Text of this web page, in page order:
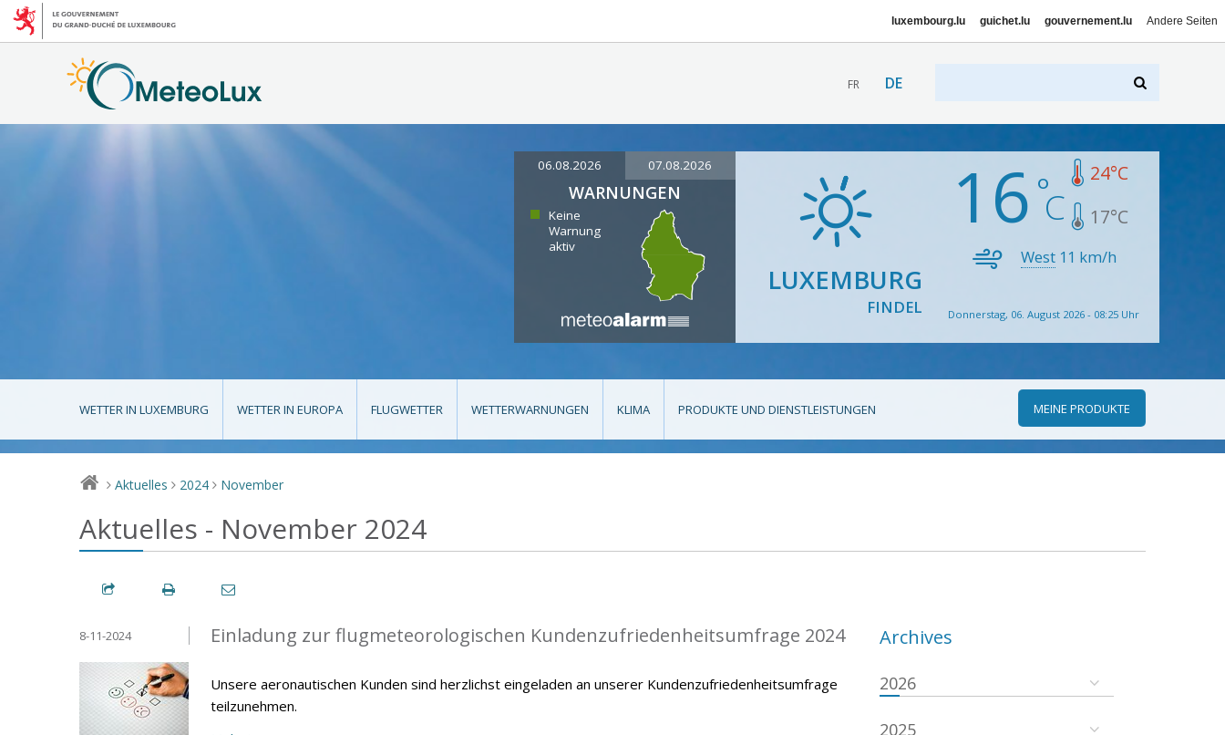
luxembourg.lu guichet.lu gouvernement.lu Andere Seiten
FR DE
06.08.2026 07.08.2026
WARNUNGEN
Keine
Warnung
aktiv
LUXEMBURG
FINDEL
16 24°C
17°C
West 11 km/h
Donnerstag, 06. August 2026 - 08:25 Uhr
WETTER IN LUXEMBURG WETTER IN EUROPA FLUGWETTER WETTERWARNUNGEN KLIMA PRODUKTE UND DIENSTLEISTUNGEN MEINE PRODUKTE
> Aktuelles > 2024 > November
Aktuelles - November 2024
Einladung zur flugmeteorologischen Kundenzufriedenheitsumfrage 2024
8-11-2024
Unsere aeronautischen Kunden sind herzlichst eingeladen an unserer Kundenzufriedenheitsumfrage
teilzunehmen.
Archives
2026
2025